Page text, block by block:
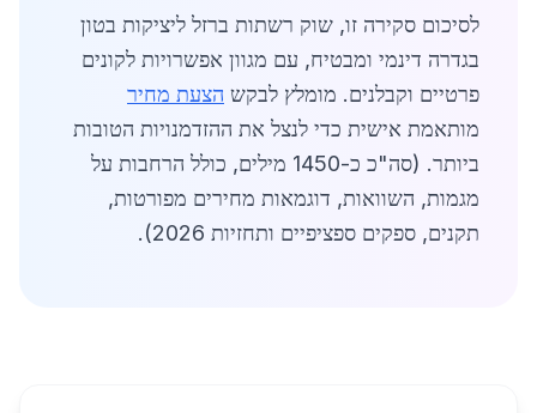
לסיכום סקירה זו, שוק רשתות ברזל ליציקות בטון
בגדרה דינמי ומבטיח, עם מגוון אפשרויות לקונים
פרטיים וקבלנים. מומלץ לבקש הצעת מחיר
מותאמת אישית כדי לנצל את ההזדמנויות הטובות
ביותר. (סה"כ כ-1450 מילים, כולל הרחבות על
מגמות, השוואות, דוגמאות מחירים מפורטות,
תקנים, ספקים ספציפיים ותחזיות 2026).